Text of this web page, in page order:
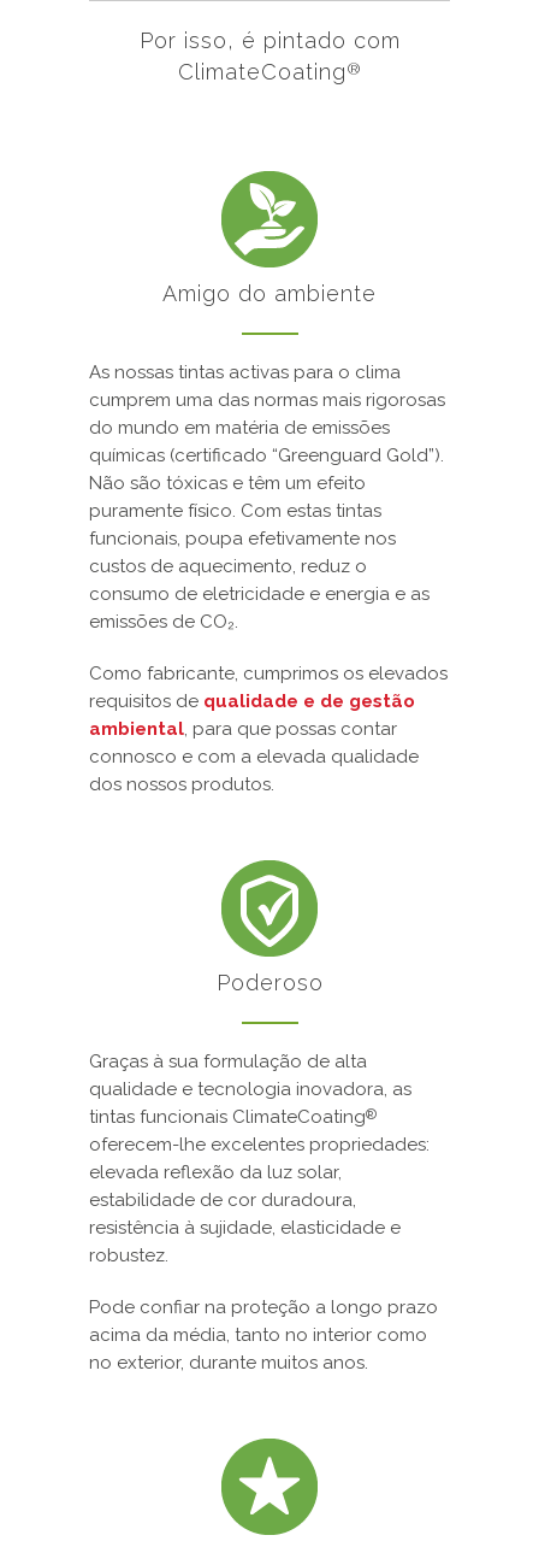
Por isso, é pintado com
ClimateCoating®
Amigo do ambiente
As nossas tintas activas para o clima
cumprem uma das normas mais rigorosas
do mundo em matéria de emissões
químicas (certificado “Greenguard Gold”).
Não são tóxicas e têm um efeito
puramente físico. Com estas tintas
funcionais, poupa efetivamente nos
custos de aquecimento, reduz o
consumo de eletricidade e energia e as
emissões de CO₂.
Como fabricante, cumprimos os elevados
requisitos de qualidade e de gestão
ambiental, para que possas contar
connosco e com a elevada qualidade
dos nossos produtos.
Poderoso
Graças à sua formulação de alta
qualidade e tecnologia inovadora, as
tintas funcionais ClimateCoating®
oferecem-lhe excelentes propriedades:
elevada reflexão da luz solar,
estabilidade de cor duradoura,
resistência à sujidade, elasticidade e
robustez.
Pode confiar na proteção a longo prazo
acima da média, tanto no interior como
no exterior, durante muitos anos.